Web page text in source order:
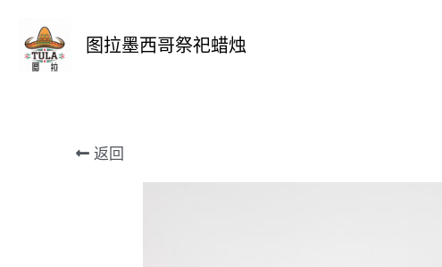
图拉墨西哥祭祀蜡烛
返回